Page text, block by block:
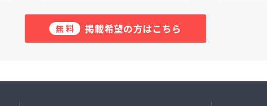
無料 掲載希望の方はこちら